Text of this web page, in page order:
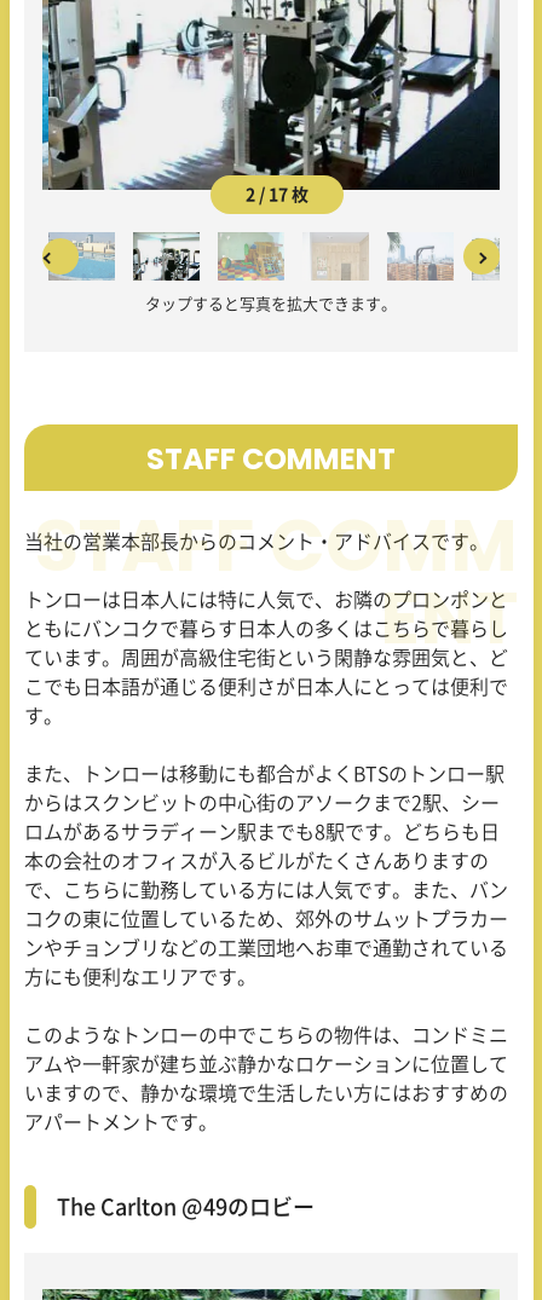
2 / 17 枚
タップすると写真を拡大できます。
STAFF COMMENT
当社の営業本部長からのコメント・アドバイスです。
トンローは日本人には特に人気で、お隣のプロンポンと
ともにバンコクで暮らす日本人の多くはこちらで暮らし
ています。周囲が高級住宅街という閑静な雰囲気と、ど
こでも日本語が通じる便利さが日本人にとっては便利で
す。
また、トンローは移動にも都合がよくBTSのトンロー駅
からはスクンビットの中心街のアソークまで2駅、シー
ロムがあるサラディーン駅までも8駅です。どちらも日
本の会社のオフィスが入るビルがたくさんありますの
で、こちらに勤務している方には人気です。また、バン
コクの東に位置しているため、郊外のサムットプラカー
ンやチョンブリなどの工業団地へお車で通勤されている
方にも便利なエリアです。
このようなトンローの中でこちらの物件は、コンドミニ
アムや一軒家が建ち並ぶ静かなロケーションに位置して
いますので、静かな環境で生活したい方にはおすすめの
アパートメントです。
The Carlton @49のロビー